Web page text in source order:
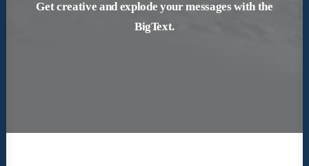
Get creative and explode your messages with the
BigText.